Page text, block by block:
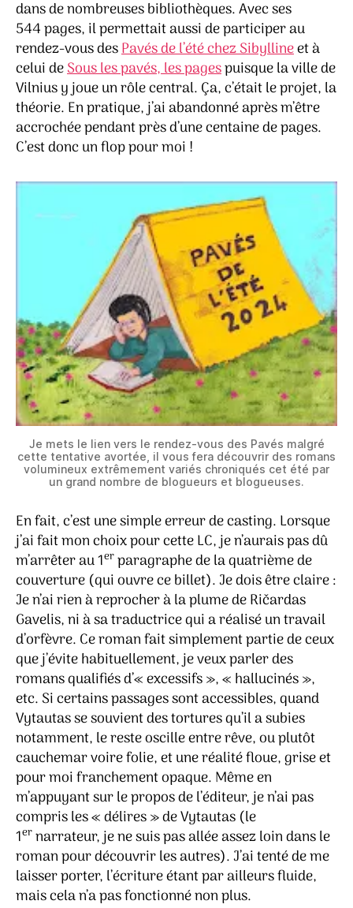
dans de nombreuses bibliothèques. Avec ses
544 pages, il permettait aussi de participer au
rendez-vous desPavés de l’été chez Sibyllineet à
celui deSous les pavés, les pagespuisque la ville de
Vilnius y joue un rôle central. Ça, c’était le projet, la
théorie. En pratique, j’ai abandonné après m’être
accrochée pendant près d’une centaine de pages.
C’est donc un flop pour moi !
Je mets le lien vers le rendez-vous des Pavés malgré
cette tentative avortée, il vous fera découvrir des romans
volumineux extrêmement variés chroniqués cet été par
un grand nombre de blogueurs et blogueuses.
En fait, c’est une simple erreur de casting. Lorsque
j’ai fait mon choix pour cette LC, je n’aurais pas dû
m’arrêter au 1erparagraphe de la quatrième de
couverture (qui ouvre ce billet). Je dois être claire :
Je n’ai rien à reprocher à la plume de Ričardas
Gavelis, ni à sa traductrice qui a réalisé un travail
d’orfèvre. Ce roman fait simplement partie de ceux
que j’évite habituellement, je veux parler des
romans qualifiés d’« excessifs », « hallucinés »,
etc. Si certains passages sont accessibles, quand
Vytautas se souvient des tortures qu’il a subies
notamment, le reste oscille entre rêve, ou plutôt
cauchemar voire folie, et une réalité floue, grise et
pour moi franchement opaque. Même en
m’appuyant sur le propos de l’éditeur, je n’ai pas
compris les « délires » de Vytautas (le
1ernarrateur, je ne suis pas allée assez loin dans le
roman pour découvrir les autres). J’ai tenté de me
laisser porter, l’écriture étant par ailleurs fluide,
mais cela n’a pas fonctionné non plus.